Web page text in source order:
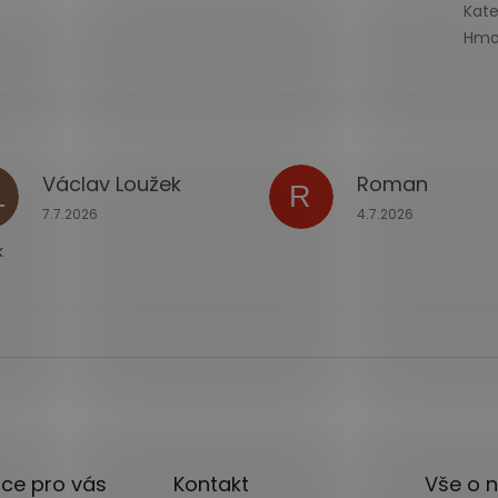
Václav Loužek
Hodnocení obchodu je 5 z 5 hvězdiček.
7.7.2026
R Roman
Hodnocení
4.7.2026
pro vás Kontakt Vše o